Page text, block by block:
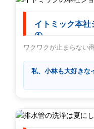
イトミック本社
①
ワクワクが止まらない
私、小林も大好きな